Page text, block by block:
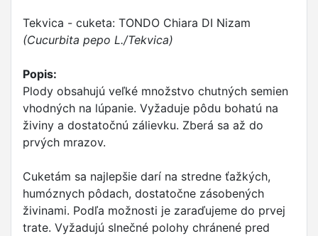
Tekvica - cuketa: TONDO Chiara DI Nizam
(Cucurbita pepo L./Tekvica)
Popis:
Plody obsahujú veľké množstvo chutných semien
vhodných na lúpanie. Vyžaduje pôdu bohatú na
živiny a dostatočnú zálievku. Zberá sa až do
prvých mrazov.
Cuketám sa najlepšie darí na stredne ťažkých,
humóznych pôdach, dostatočne zásobených
živinami. Podľa možnosti je zaraďujeme do prvej
trate. Vyžadujú slnečné polohy chránené pred